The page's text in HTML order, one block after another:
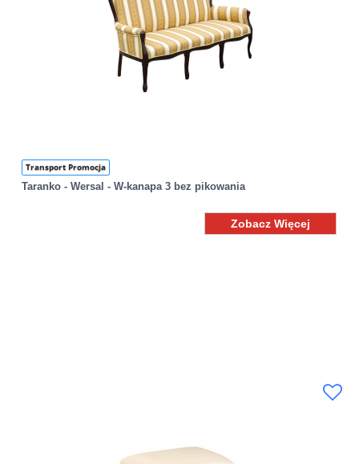
Transport Promocja
Taranko - Wersal - W-kanapa 3 bez pikowania
Zobacz Więcej